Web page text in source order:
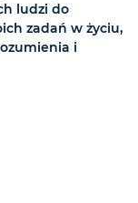
ludzi do
zadań w życiu,
i